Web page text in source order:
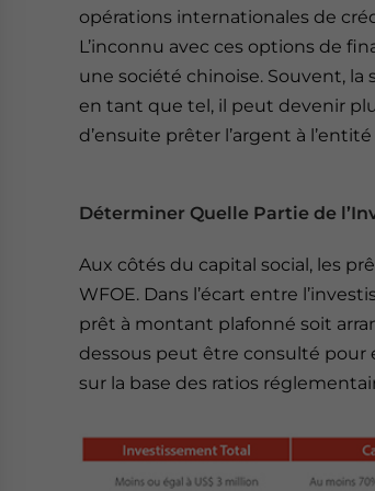
opérations internationales de
L’inconnu avec ces options de
une société chinoise. Souvent, la
en tant que tel, il peut devenir
d’ensuite prêter l’argent à
Déterminer Quelle Partie de
Aux côtés du capital social, les
WFOE. Dans l’écart entre
prêt à montant plafonné soit
dessous peut être consulté pour
sur la base des ratios